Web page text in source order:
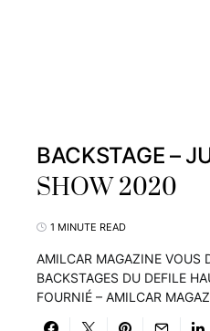
BACKSTAGE –
SHOW 2020
1 MINUTE READ
AMILCAR MAGAZINE VOUS
BACKSTAGES DU DEFILE
FOURNIÉ – AMILCAR